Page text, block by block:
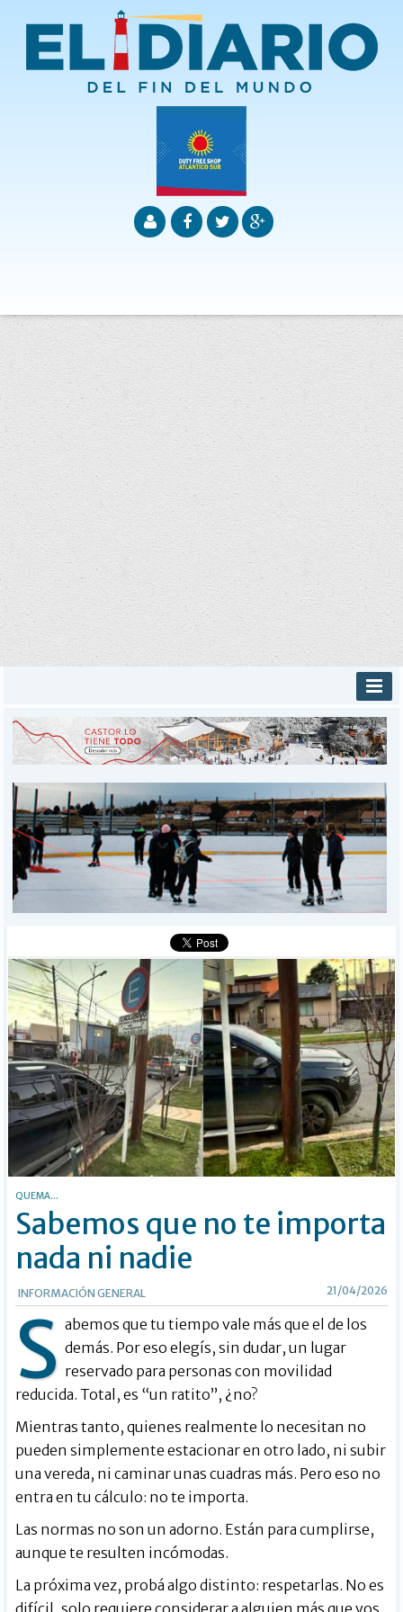
INICIO
PROVINCIALES
DEPORTES
POLICIALES
I-DIARIO
MÁS
BÚSQUEDA
QUEMA...
Sabemos que no te importa
nada ni nadie
INFORMACIÓN GENERAL 21/04/2026
S abemos que tu tiempo vale más que el de los
demás. Por eso elegís, sin dudar, un lugar
reservado para personas con movilidad
reducida. Total, es “un ratito”, ¿no?
Mientras tanto, quienes realmente lo necesitan no
pueden simplemente estacionar en otro lado, ni subir
una vereda, ni caminar unas cuadras más. Pero eso no
entra en tu cálculo: no te importa.
Las normas no son un adorno. Están para cumplirse,
aunque te resulten incómodas.
La próxima vez, probá algo distinto: respetarlas. No es